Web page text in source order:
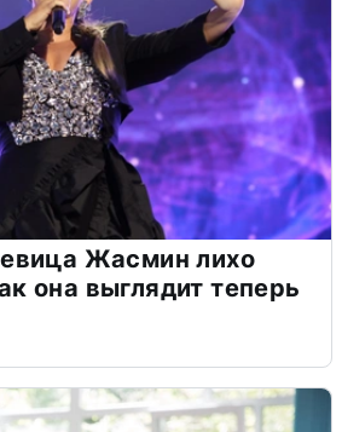
Жасмин лихо
она выглядит теперь